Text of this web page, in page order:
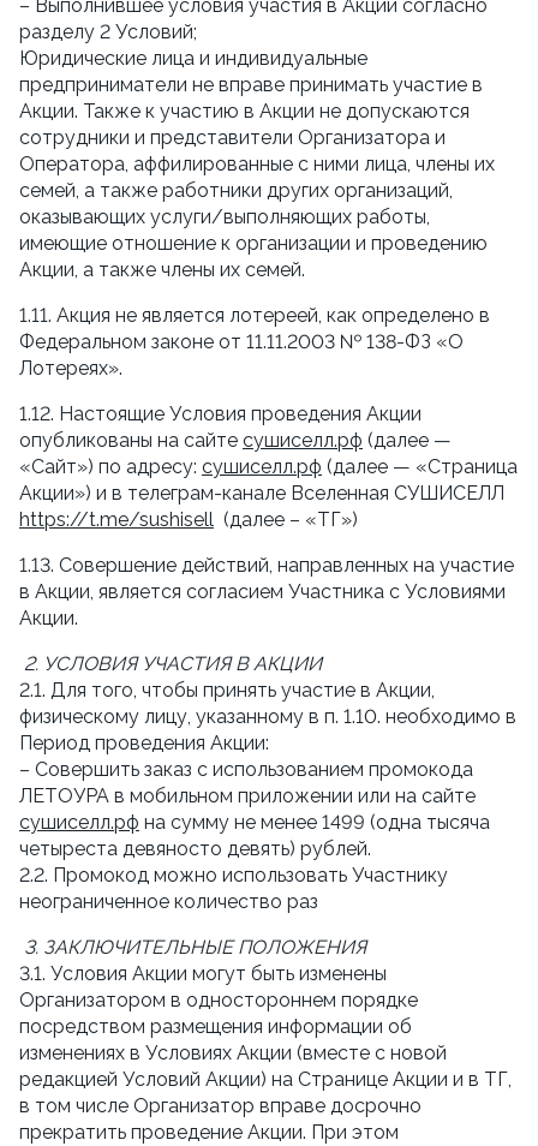
– Выполнившее условия участия в Акции согласно
разделу 2 Условий;
Юридические лица и индивидуальные
предприниматели не вправе принимать участие в
Акции. Также к участию в Акции не допускаются
сотрудники и представители Организатора и
Оператора, аффилированные с ними лица, члены их
семей, а также работники других организаций,
оказывающих услуги/выполняющих работы,
имеющие отношение к организации и проведению
Акции, а также члены их семей.
1.11. Акция не является лотереей, как определено в
Федеральном законе от 11.11.2003 № 138-ФЗ «О
Лотереях».
1.12. Настоящие Условия проведения Акции
опубликованы на сайте сушиселл.рф (далее —
«Сайт») по адресу: сушиселл.рф (далее — «Страница
https://t.me/sushisell (далее – «ТГ»)
1.13. Совершение действий, направленных на участие
в Акции, является согласием Участника с Условиями
Акции.
2. УСЛОВИЯ УЧАСТИЯ В АКЦИИ
2.1. Для того, чтобы принять участие в Акции,
физическому лицу, указанному в п. 1.10. необходимо в
Период проведения Акции:
– Совершить заказ с использованием промокода
сушиселл.рф на сумму не менее 1499 (одна тысяча
четыреста девяносто девять) рублей.
2.2. Промокод можно использовать Участнику
неограниченное количество раз
3. ЗАКЛЮЧИТЕЛЬНЫЕ ПОЛОЖЕНИЯ
3.1. Условия Акции могут быть изменены
Организатором в одностороннем порядке
посредством размещения информации об
изменениях в Условиях Акции (вместе с новой
редакцией Условий Акции) на Странице Акции и в ТГ,
в том числе Организатор вправе досрочно
прекратить проведение Акции. При этом